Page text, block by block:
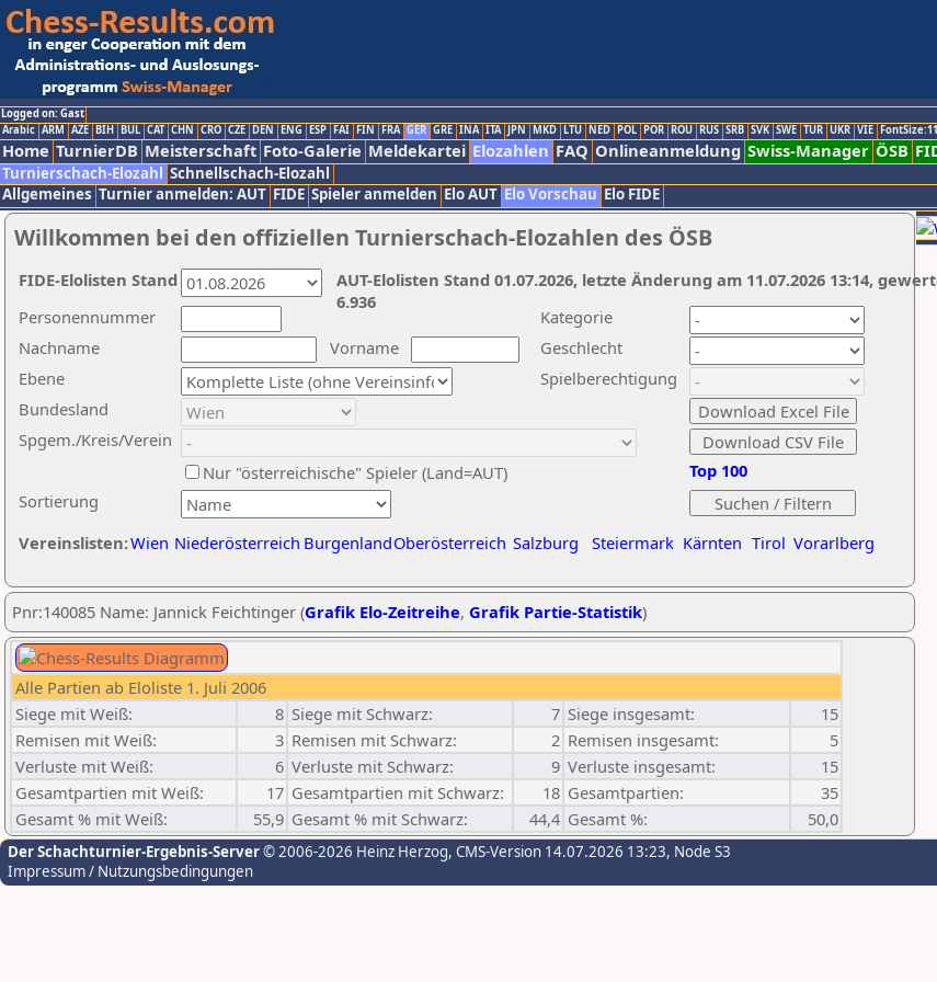
Logged on: Gast
Arabic ARM AZE BIH BUL CAT CHN CRO CZE DEN ENG ESP FAI FIN FRA GER GRE INA ITA JPN MKD LTU NED POL POR ROU RUS SRB SVK SWE TUR UKR VIE
Home TurnierDB Meisterschaft Foto-Galerie Meldekartei Elozahlen FAQ Onlineanmeldung Swiss-Manager ÖSB
Turnierschach-Elozahl Schnellschach-Elozahl
Allgemeines Turnier anmelden: AUT FIDE Spieler anmelden Elo AUT Elo Vorschau Elo FIDE
Willkommen bei den offiziellen Turnierschach-Elozahlen des ÖSB
Nachname
Vorname
Ebene
Kategorie
Sortierung
Personennummer
Bundesland
Spgem./Kreis/Verein
Geschlecht
Nur "österreichische" Spieler (Land=AUT)
Spielberechtigung
Vereinslisten:Wien Niederösterreich BurgenlandOberösterreich Salzburg Steiermark Kärnten Tirol Vorarlberg
Top 100
AUT-Elolisten Stand 01.07.2026, letzte Änderung am 11.07.2026 13:14,
6.936
FIDE-Elolisten Stand
Pnr:140085 Name: Jannick Feichtinger (Grafik Elo-Zeitreihe, Grafik Partie-Statistik)
Alle Partien ab Eloliste 1. Juli 2006
Siege mit Weiß:
8 Siege mit Schwarz: 7 Siege insgesamt:
15
Remisen mit Weiß:
3 Remisen mit Schwarz: 2 Remisen insgesamt:
5
Verluste mit Weiß:
6 Verluste mit Schwarz: 9 Verluste insgesamt:
15
Gesamtpartien mit Weiß:
17 Gesamtpartien mit Schwarz: 18 Gesamtpartien:
35
Gesamt % mit Weiß:
55,9 Gesamt % mit Schwarz: 44,4 Gesamt %: 50,0
Der Schachturnier-Ergebnis-Server© 2006-2026 Heinz Herzog, CMS-Version 14.07.2026 13:23, Node S3
Impressum / Nutzungsbedingungen